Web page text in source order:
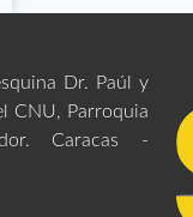
Dr. Paúl y
CNU, Parroquia
Caracas -